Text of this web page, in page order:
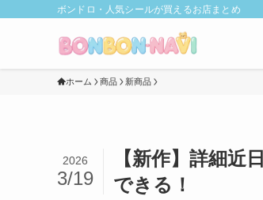
ボンドロ・人気シールが買えるお店まとめ
ホーム 商品 新商品
【新作】詳細近
できる！
2026
3/19